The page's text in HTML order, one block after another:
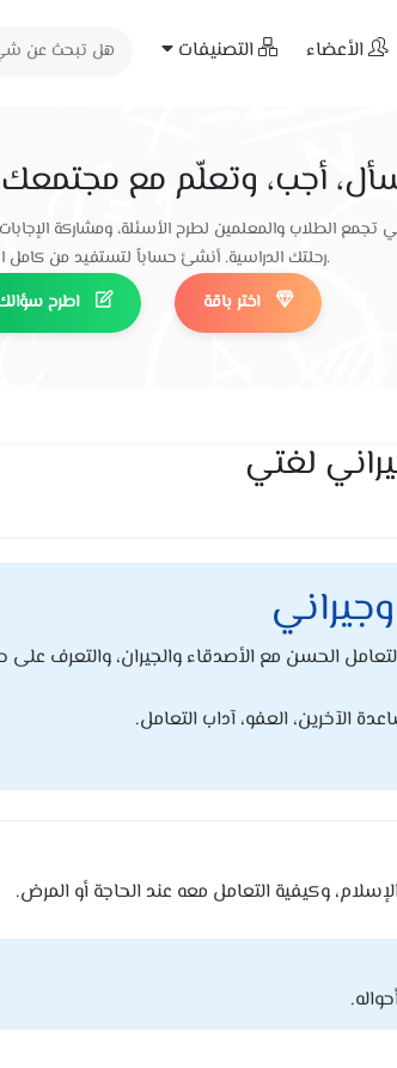
الأعضاء التصنيفات
أجب، وتعلّم مع مجتمعك
تجمع الطلاب والمعلمين لطرح الأسئلة، ومشاركة
رحلتك الدراسية. أنشئ حساباً لتستفيد من كامل الميزات.
اطرح
اختر باقة
لغتي
الحسن مع الأصدقاء والجيران، والتعرف على
الآخرين، العفو، آداب التعامل.
وكيفية التعامل معه عند الحاجة أو المرض.